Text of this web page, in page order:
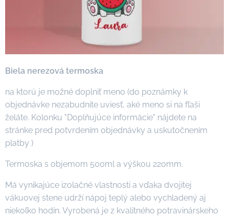
Biela nerezová termoska
na ktorú je možné doplniť meno (do poznámky k
objednávke nezabudnite uviesť, aké meno si na fľaši
želáte. Kolonku "Doplňujúce informácie" nájdete na
stránke pred potvrdením objednávky a uskutočnením
platby )
Termoska s objemom 500ml a výškou 220mm.
Má vynikajúce izolačné vlastnosti a vďaka dvojitej
vákuovej stene udrží nápoj teplý alebo vychladený aj
niekoľko hodín. Vyrobená je z kvalitného potravinárskeho